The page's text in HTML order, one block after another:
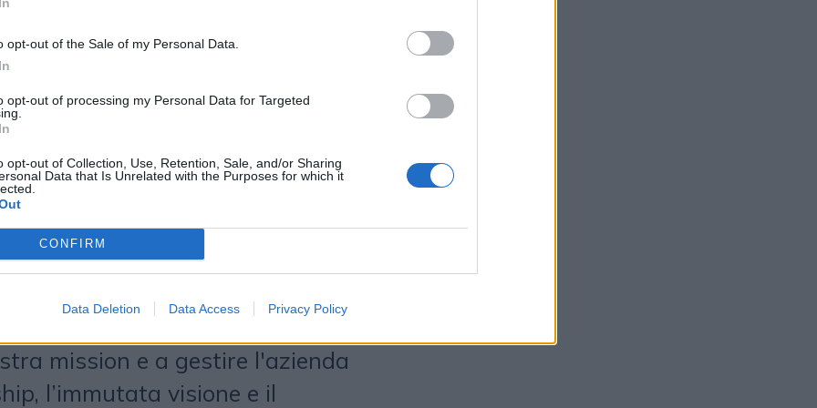
opt-out of the Sale of my Personal Data.
opt-out of processing my Personal Data for Targeted
opt-out of Collection, Use, Retention, Sale, and/or Sharing
Data that Is Unrelated with the Purposes for which it
CONFIRM
Data Deletion Data Access Privacy Policy
poter collaborare con Truelink
la nostra prossima fase di
più innovazione e valore
ha sottolineato
Factory. “Questa
capitolo. Ci permette di
le nostre attività, di espanderci
gli investimenti nella
il supporto e la visione
continuare a
mission e a gestire l'azienda
l’immutata visione e il